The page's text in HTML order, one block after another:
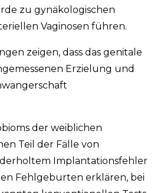
zu gynäkologischen
Vaginosen führen.
zeigen, dass das genitale
Erzielung und
der weiblichen
Teil der Fälle von
Implantationsfehler
Fehlgeburten erklären, bei